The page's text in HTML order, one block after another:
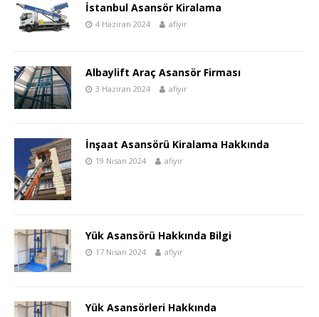
İstanbul Asansör Kiralama
4 Haziran 2024 afiyir
Albaylift Araç Asansör Firması
3 Haziran 2024 afiyir
İnşaat Asansörü Kiralama Hakkında
19 Nisan 2024 afiyir
Yük Asansörü Hakkında Bilgi
17 Nisan 2024 afiyir
Yük Asansörleri Hakkında